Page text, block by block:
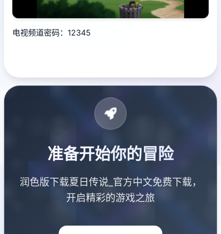
电视频道密码：12345
准备开始你的冒险
润色版下载夏日传说_官方中文免费下载，
开启精彩的游戏之旅